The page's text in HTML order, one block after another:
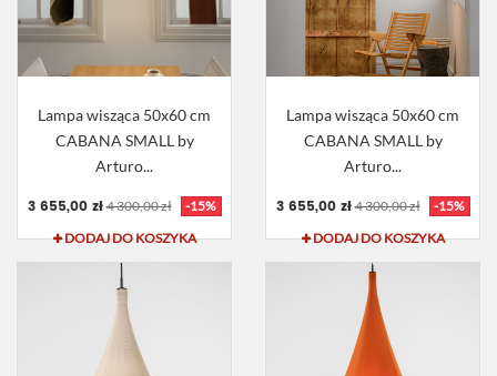
Lampa wisząca 50x60 cm
CABANA SMALL by
Arturo...
3 655,00 zł 4 300,00 zł
-15%
DODAJ DO KOSZYKA
Lampa wisząca 50x60 cm
CABANA SMALL by
Arturo...
3 655,00 zł 4 300,00 zł
-15%
DODAJ DO KOSZYKA